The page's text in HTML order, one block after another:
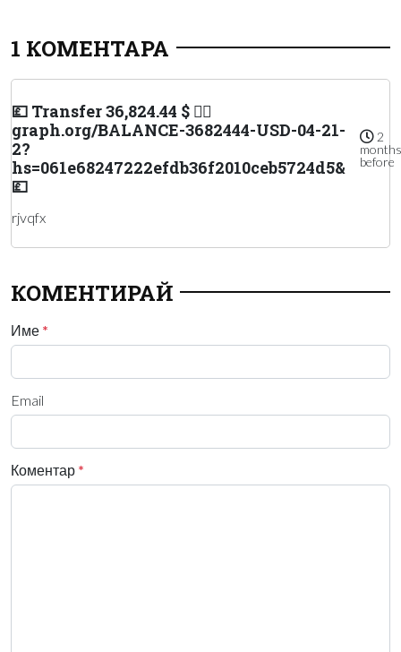
1 КОМЕНТАРА
💷 Transfer 36,824.44 $ 👉🏾
graph.org/BALANCE-3682444-USD-04-21-
2?
hs=061e68247222efdb36f2010ceb5724d5&
💷
2
months
before
rjvqfx
КОМЕНТИРАЙ
Име *
Email
Коментар *